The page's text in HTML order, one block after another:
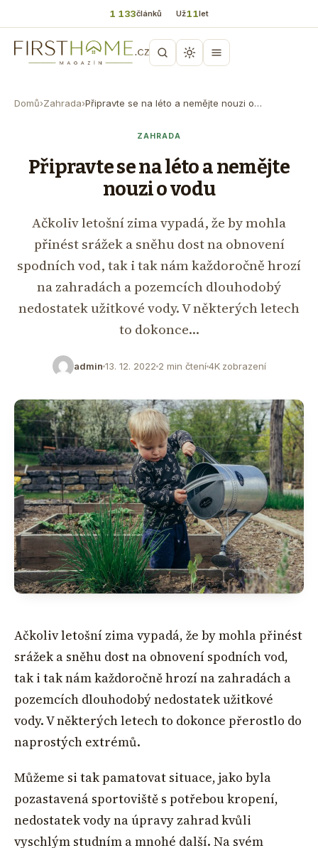
1 133článků Už11let
Domů›Zahrada›Připravte se na léto a nemějte nouzi o…
ZAHRADA
Připravte se na léto a nemějte
nouzi o vodu
Ačkoliv letošní zima vypadá, že by mohla
přinést srážek a sněhu dost na obnovení
spodních vod, tak i tak nám každoročně hrozí
na zahradách a pozemcích dlouhodobý
nedostatek užitkové vody. V některých letech
to dokonce…
admin 13. 12. 2022 2 min čtení4K zobrazení
Ačkoliv letošní zima vypadá, že by mohla přinést
srážek a sněhu dost na obnovení spodních vod,
tak i tak nám každoročně hrozí na zahradách a
pozemcích dlouhodobý nedostatek užitkové
vody. V některých letech to dokonce přerostlo do
naprostých extrémů.
Můžeme si tak pamatovat situace, jako byla
pozastavená sportoviště s potřebou kropení,
nedostatek vody na úpravy zahrad kvůli
vyschlým studním a mnohé další. Na svém